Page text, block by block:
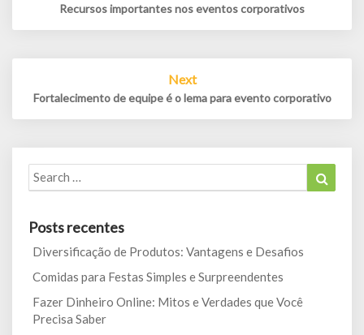
Recursos importantes nos eventos corporativos
Next
Fortalecimento de equipe é o lema para evento corporativo
Search
for:
Posts recentes
Diversificação de Produtos: Vantagens e Desafios
Comidas para Festas Simples e Surpreendentes
Fazer Dinheiro Online: Mitos e Verdades que Você
Precisa Saber